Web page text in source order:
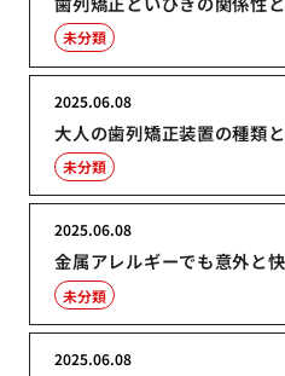
未分類
大人の歯列矯正装置の種類
2025.06.08
未分類
金属アレルギーでも意外と
2025.06.08
未分類
2025.06.08